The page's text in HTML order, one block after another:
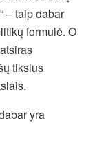
– taip dabar
formulė. O
tikslus
yra